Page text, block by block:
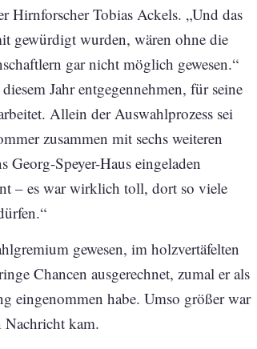
Hirnforscher Tobias Ackels. „Und das
gewürdigt wurden, wären ohne die
gar nicht möglich gewesen.“
Jahr entgegennehmen, für seine
Allein der Auswahlprozess sei
zusammen mit sechs weiteren
Speyer-Haus eingeladen
– es war wirklich toll, dort so viele
gewesen, im holzvertäfelten
Chancen ausgerechnet, zumal er als
eingenommen habe. Umso größer war
Nachricht kam.